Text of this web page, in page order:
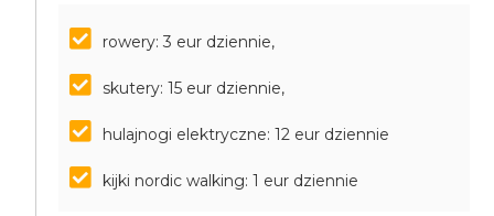
rowery: 3 eur dziennie,
skutery: 15 eur dziennie,
hulajnogi elektryczne: 12 eur dziennie
kijki nordic walking: 1 eur dziennie